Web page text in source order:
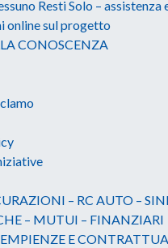
Resti Solo – assistenza
online sul progetto
CONOSCENZA
– RC AUTO –
– MUTUI – FINANZIARI
E